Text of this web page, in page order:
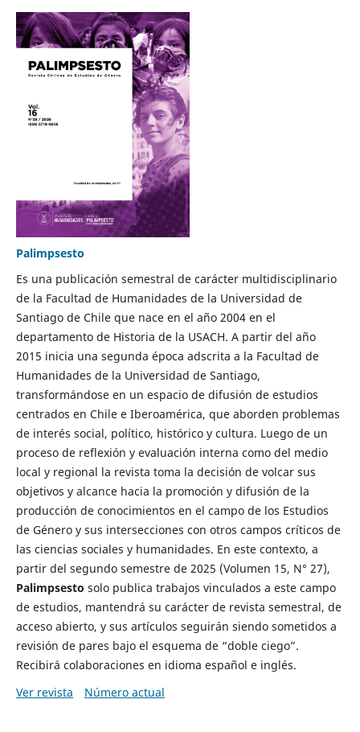
Palimpsesto
Es una publicación semestral de carácter multidisciplinario
de la Facultad de Humanidades de la Universidad de
Santiago de Chile que nace en el año 2004 en el
departamento de Historia de la USACH. A partir del año
2015 inicia una segunda época adscrita a la Facultad de
Humanidades de la Universidad de Santiago,
transformándose en un espacio de difusión de estudios
centrados en Chile e Iberoamérica, que aborden problemas
de interés social, político, histórico y cultura. Luego de un
proceso de reflexión y evaluación interna como del medio
local y regional la revista toma la decisión de volcar sus
objetivos y alcance hacia la promoción y difusión de la
producción de conocimientos en el campo de los Estudios
de Género y sus intersecciones con otros campos críticos de
las ciencias sociales y humanidades. En este contexto, a
partir del segundo semestre de 2025 (Volumen 15, N° 27),
Palimpsesto solo publica trabajos vinculados a este campo
de estudios, mantendrá su carácter de revista semestral, de
acceso abierto, y sus artículos seguirán siendo sometidos a
revisión de pares bajo el esquema de “doble ciego”.
Recibirá colaboraciones en idioma español e inglés.
Ver revista
Número actual